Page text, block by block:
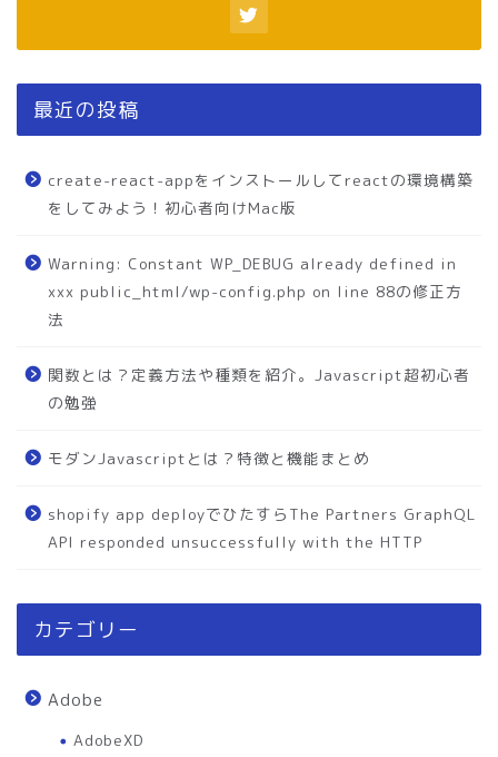
最近の投稿
create-react-appをインストールしてreactの環境構築
をしてみよう！初心者向けMac版
Warning: Constant WP_DEBUG already defined in
xxx public_html/wp-config.php on line 88の修正方
法
関数とは？定義方法や種類を紹介。Javascript超初心者
の勉強
モダンJavascriptとは？特徴と機能まとめ
shopify app deployでひたすらThe Partners GraphQL
API responded unsuccessfully with the HTTP
カテゴリー
Adobe
AdobeXD